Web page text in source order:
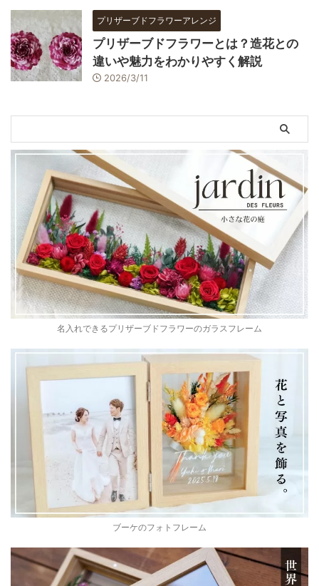
プリザーブドフラワーアレンジ
プリザーブドフラワーとは？造花との
違いや魅力をわかりやすく解説
2026/3/11
名入れできるプリザーブドフラワーのガラスフレーム
ブーケのフォトフレーム